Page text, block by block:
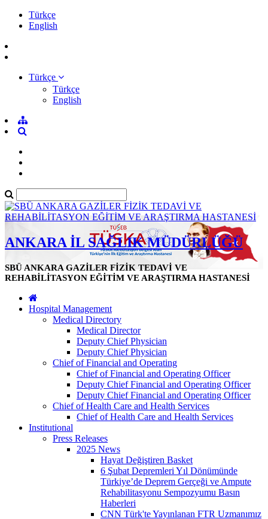
Türkçe
English
Türkçe
Türkçe
English
ANKARA İL SAĞLIK MÜDÜRLÜĞÜ
SBÜ ANKARA GAZİLER FİZİK TEDAVİ VE
REHABİLİTASYON EĞİTİM VE ARAŞTIRMA HASTANESİ
Hospital Management
Medical Directory
Medical Director
Deputy Chief Physician
Deputy Chief Physician
Chief of Financial and Operating
Chief of Financial and Operating Officer
Deputy Chief Financial and Operating Officer
Deputy Chief Financial and Operating Officer
Chief of Health Care and Health Services
Chief of Health Care and Health Services
Institutional
Press Releases
2025 News
Hayat Değiştiren Basket
6 Şubat Depremleri Yıl Dönümünde
Türkiye’de Deprem Gerçeği ve Ampute
Rehabilitasyonu Sempozyumu Basın
Haberleri
CNN Türk'te Yayınlanan FTR Uzmanımız